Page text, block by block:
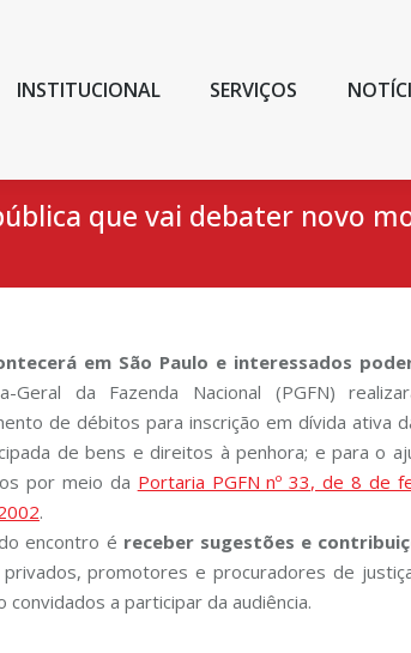
INSTITUCIONAL SERVIÇOS
que vai debater novo
em São Paulo e interessados
Geral da Fazenda Nacional (PGFN)
de débitos para inscrição em dívida ativa
de bens e direitos à penhora; e para o
por meio da Portaria PGFN nº 33, de 8 de
.
encontro é receber sugestões e
promotores e procuradores de
convidados a participar da audiência.